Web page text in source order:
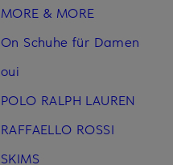
MORE & MORE
On Schuhe für Damen
oui
POLO RALPH LAUREN
RAFFAELLO ROSSI
SKIMS